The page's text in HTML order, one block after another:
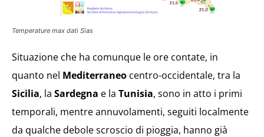
Temperature max dati Sias
Situazione che ha comunque le ore contate, in
quanto nel Mediterraneo centro-occidentale, tra la
Sicilia, la Sardegna e la Tunisia, sono in atto i primi
temporali, mentre annuvolamenti, seguiti localmente
da qualche debole scroscio di pioggia, hanno già